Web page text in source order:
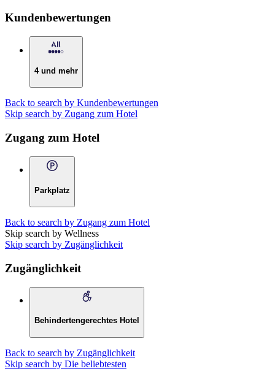
Kundenbewertungen
4 und mehr
Back to search by Kundenbewertungen
Skip search by Zugang zum Hotel
Zugang zum Hotel
Parkplatz
Back to search by Zugang zum Hotel
Skip search by Wellness
Skip search by Zugänglichkeit
Zugänglichkeit
Behindertengerechtes Hotel
Back to search by Zugänglichkeit
Skip search by Die beliebtesten